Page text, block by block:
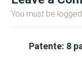
You must be
Patente: 8